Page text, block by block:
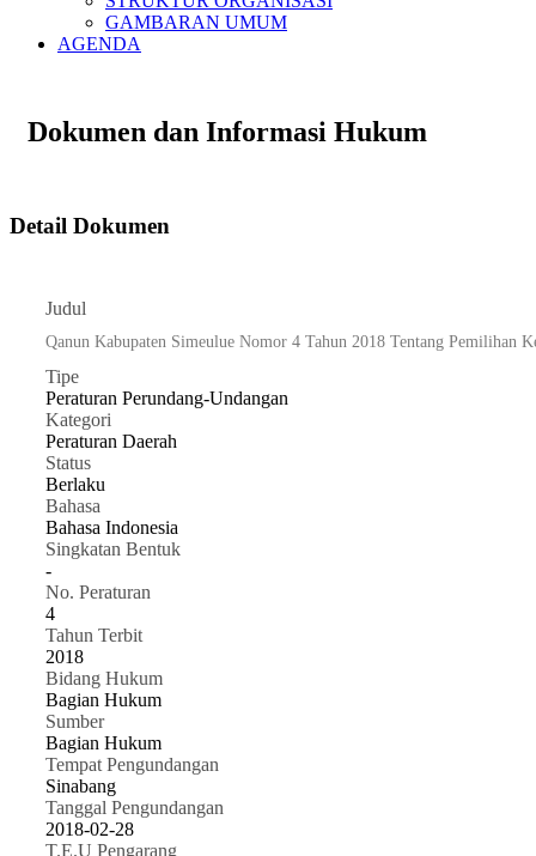
GAMBARAN UMUM
AGENDA
Dokumen dan Informasi Hukum
Detail Dokumen
Judul
Qanun Kabupaten Simeulue Nomor 4 Tahun 2018 Tentang Pemilihan
Tipe
Peraturan Perundang-Undangan
Kategori
Peraturan Daerah
Status
Berlaku
Bahasa
Bahasa Indonesia
Singkatan Bentuk
-
No. Peraturan
4
Tahun Terbit
2018
Bidang Hukum
Bagian Hukum
Sumber
Bagian Hukum
Tempat Pengundangan
Sinabang
Tanggal Pengundangan
2018-02-28
T.E.U Pengarang